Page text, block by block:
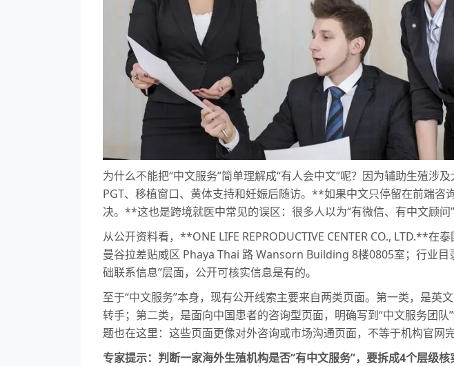
为什么不能把“中文服务”简单理解成“有人会中文”呢？因为辅助生殖
PGT、移植窗口、黄体支持和妊娠后随访。**如果中文只停留在前端
决。**这也是跨境就医中常见的误区：很多人以为“有微信、有中文顾问
从公开资料看，**ONE LIFE REPRODUCTIVE CENTER CO., LTD.**
曼谷拉差贴威区 Phaya Thai 路 Wansorn Building 8楼0805室；行业
础联系信息”层面，公开可核实信息是有的。
至于“中文服务”本身，现有公开线索主要来自两类页面。第一类，是
转手；第二类，是面向中国患者的咨询型页面，明确写到“中文服务团
题也在这里：这些页面更像对外咨询或市场沟通页面，不等于机构官
专家提示：判断一家海外生殖机构是否“有中文服务”，要拆成4个层级